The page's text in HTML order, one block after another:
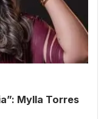
Mylla Torres